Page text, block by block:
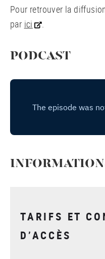
Pour retrouver la
par ici .
PODCAST
TARIFS ET
D’ACCÈS